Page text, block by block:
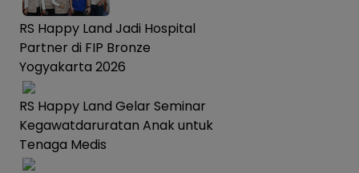
RS Happy Land Jadi Hospital
Partner di FIP Bronze
Yogyakarta 2026
RS Happy Land Gelar Seminar
Kegawatdaruratan Anak untuk
Tenaga Medis